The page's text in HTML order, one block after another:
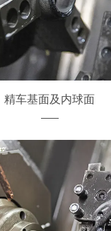
精车基面及内球面